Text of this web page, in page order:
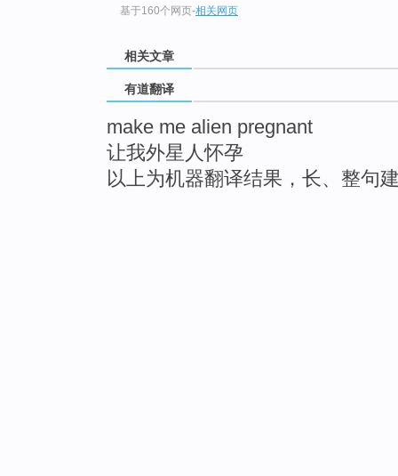
基于160个网页-相关网页
相关文章
有道翻译
make me alien pregnant
让我外星人怀孕
以上为机器翻译结果，长、整句